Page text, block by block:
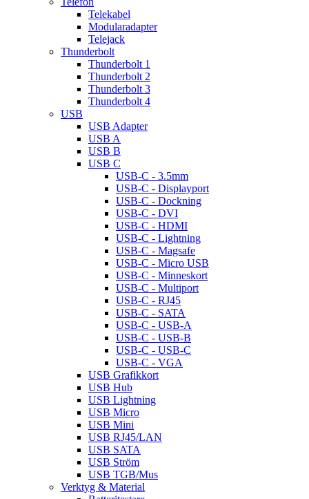
Telekabel
Modularadapter
Telejack
Thunderbolt
Thunderbolt 1
Thunderbolt 2
Thunderbolt 3
Thunderbolt 4
USB
USB Adapter
USB A
USB B
USB C
USB-C - 3.5mm
USB-C - Displayport
USB-C - Dockning
USB-C - DVI
USB-C - HDMI
USB-C - Lightning
USB-C - Magsafe
USB-C - Micro USB
USB-C - Minneskort
USB-C - Multiport
USB-C - RJ45
USB-C - SATA
USB-C - USB-A
USB-C - USB-B
USB-C - USB-C
USB-C - VGA
USB Grafikkort
USB Hub
USB Lightning
USB Micro
USB Mini
USB RJ45/LAN
USB SATA
USB Ström
USB TGB/Mus
Verktyg & Material